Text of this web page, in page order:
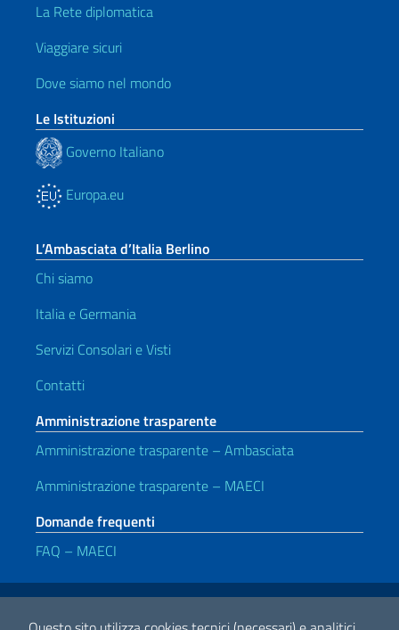
La Rete diplomatica
Viaggiare sicuri
Dove siamo nel mondo
Le Istituzioni
Governo Italiano
Europa.eu
L’Ambasciata d’Italia Berlino
Chi siamo
Italia e Germania
Servizi Consolari e Visti
Contatti
Amministrazione trasparente
Amministrazione trasparente – Ambasciata
Amministrazione trasparente – MAECI
Domande frequenti
FAQ – MAECI
Link Utili